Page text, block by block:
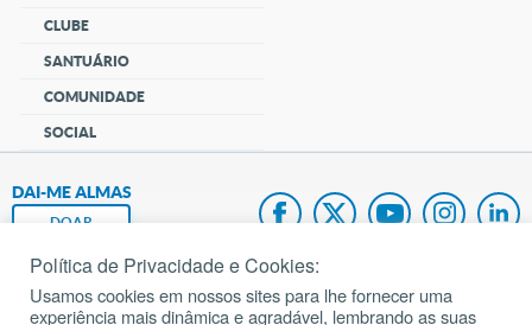
CLUBE
SANTUÁRIO
COMUNIDADE
SOCIAL
DAI-ME ALMAS
DOAR
Fundação João Paulo II
Política de Privacidade e Cookies:
Usamos cookies em nossos sites para lhe fornecer uma
experiência mais dinâmica e agradável, lembrando as suas